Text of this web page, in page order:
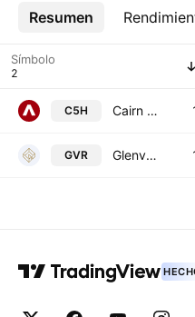
Resumen
Más
Símbolo
C5H Cairn Homes PLC
GVR Glenveagh Properties PLC